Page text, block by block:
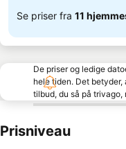
Se priser fra 11
De priser og ledige
hele tiden. Det
tilbud, du så på
Prisniveau